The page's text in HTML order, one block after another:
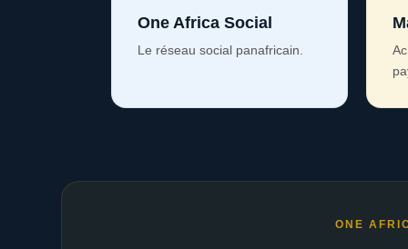
One Africa Social
Le réseau social panafricain.
ONE